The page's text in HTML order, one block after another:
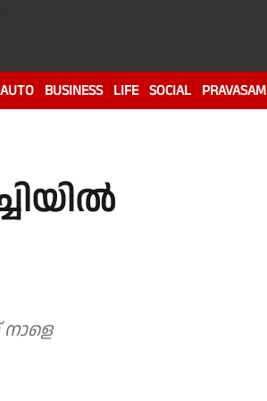
AUTO BUSINESS LIFE SOCIAL PRAVASAM